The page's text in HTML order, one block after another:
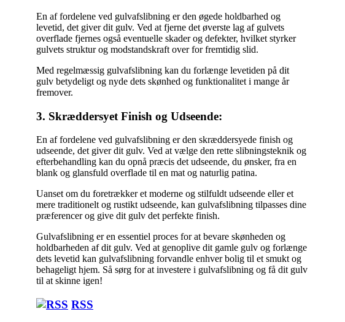
En af fordelene ved gulvafslibning er den øgede holdbarhed og
levetid, det giver dit gulv. Ved at fjerne det øverste lag af gulvets
overflade fjernes også eventuelle skader og defekter, hvilket styrker
gulvets struktur og modstandskraft over for fremtidig slid.
Med regelmæssig gulvafslibning kan du forlænge levetiden på dit
gulv betydeligt og nyde dets skønhed og funktionalitet i mange år
fremover.
3. Skræddersyet Finish og Udseende:
En af fordelene ved gulvafslibning er den skræddersyede finish og
udseende, det giver dit gulv. Ved at vælge den rette slibningsteknik og
efterbehandling kan du opnå præcis det udseende, du ønsker, fra en
blank og glansfuld overflade til en mat og naturlig patina.
Uanset om du foretrækker et moderne og stilfuldt udseende eller et
mere traditionelt og rustikt udseende, kan gulvafslibning tilpasses dine
præferencer og give dit gulv det perfekte finish.
Gulvafslibning er en essentiel proces for at bevare skønheden og
holdbarheden af dit gulv. Ved at genoplive dit gamle gulv og forlænge
dets levetid kan gulvafslibning forvandle enhver bolig til et smukt og
behageligt hjem. Så sørg for at investere i gulvafslibning og få dit gulv
til at skinne igen!
Indlægsnavigation
RSS